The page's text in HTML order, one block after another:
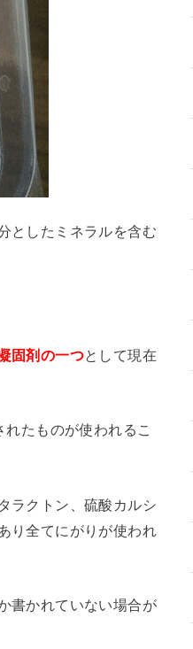
としたミネラルを含む
固剤の一つとして現在
たものが使われるこ
ラクトン、硫酸カルシ
り全てにがりが使われ
書かれていない場合が